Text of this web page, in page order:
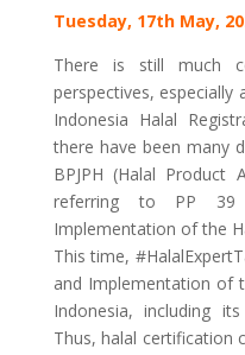
Tuesday, 17th May,
There is still much
perspectives,
Indonesia Halal
there have been many
BPJPH (Halal Product
referring to PP 39
Implementation of the
This time,
and Implementation of
Indonesia, including
Thus, halal certification